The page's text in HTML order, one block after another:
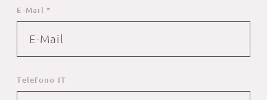
E-Mail *
Telefono IT